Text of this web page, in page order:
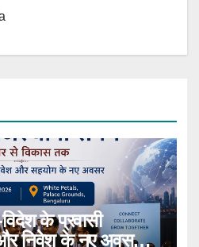
के प्रवासी
और निवेश के नए अवसरों